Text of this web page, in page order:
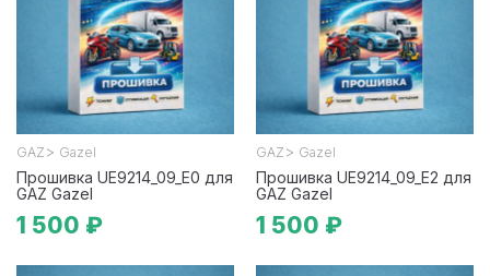
GAZ > Gazel
Прошивка UE9214_09_E0 для
GAZ Gazel
1 500 ₽
GAZ > Gazel
Прошивка UE9214_09_E2 для
GAZ Gazel
1 500 ₽